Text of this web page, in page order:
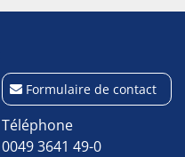
Formulaire de contact
Téléphone
0049 3641 49-0